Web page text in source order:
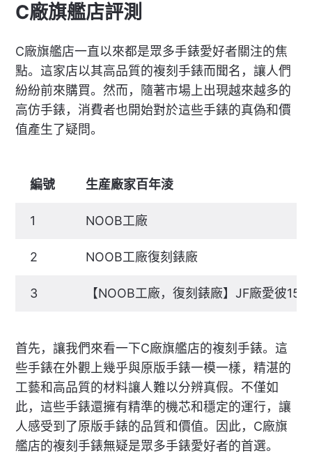
C廠旗艦店評測
C廠旗艦店一直以來都是眾多手錶愛好者關注的焦
點。這家店以其高品質的複刻手錶而聞名，讓人們
紛紛前來購買。然而，隨著市場上出現越來越多的
高仿手錶，消費者也開始對於這些手錶的真偽和價
值產生了疑問。
編號 生産廠家百年淩
1 NOOB工廠
2 NOOB工廠復刻錶廠
3 【NOOB工廠，復刻錶廠】JF廠愛彼
首先，讓我們來看一下C廠旗艦店的複刻手錶。這
些手錶在外觀上幾乎與原版手錶一模一樣，精湛的
工藝和高品質的材料讓人難以分辨真假。不僅如
此，這些手錶還擁有精準的機芯和穩定的運行，讓
人感受到了原版手錶的品質和價值。因此，C廠旗
艦店的複刻手錶無疑是眾多手錶愛好者的首選。